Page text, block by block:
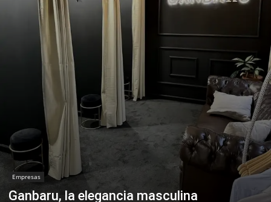
Empresas
Ganbaru, la elegancia masculina